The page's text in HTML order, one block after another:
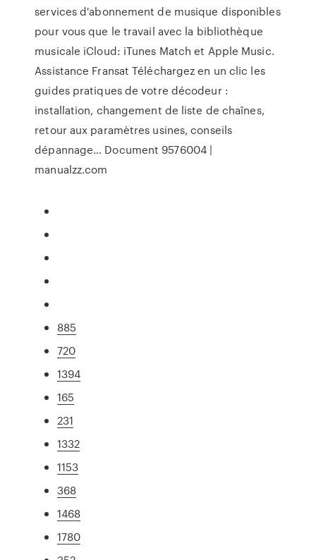
services d'abonnement de musique disponibles
pour vous que le travail avec la bibliothèque
musicale iCloud: iTunes Match et Apple Music.
Assistance Fransat Téléchargez en un clic les
guides pratiques de votre décodeur :
installation, changement de liste de chaînes,
retour aux paramètres usines, conseils
dépannage… Document 9576004 |
manualzz.com
885
720
1394
165
231
1332
1153
368
1468
1780